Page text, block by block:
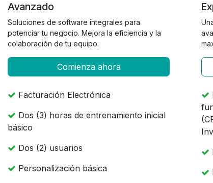
Avanzado
Soluciones de software integrales para
potenciar tu negocio. Mejora la eficiencia y la
colaboración de tu equipo.
Comienza ahora
Facturación Electrónica
Dos (3) horas de entrenamiento inicial
básico
Dos (2) usuarios
Personalización básica